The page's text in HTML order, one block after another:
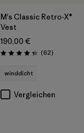
M's Classic Retro-X®
Vest
190,00 €
Bewertung: 4.4 / 5
(62Rezensionen
)
winddicht
Vergleichen